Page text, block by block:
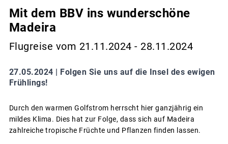
Mit dem BBV ins wunderschöne
Madeira
Flugreise vom 21.11.2024 - 28.11.2024
27.05.2024 | Folgen Sie uns auf die Insel des ewigen
Frühlings!
Durch den warmen Golfstrom herrscht hier ganzjährig ein
mildes Klima. Dies hat zur Folge, dass sich auf Madeira
zahlreiche tropische Früchte und Pflanzen finden lassen.